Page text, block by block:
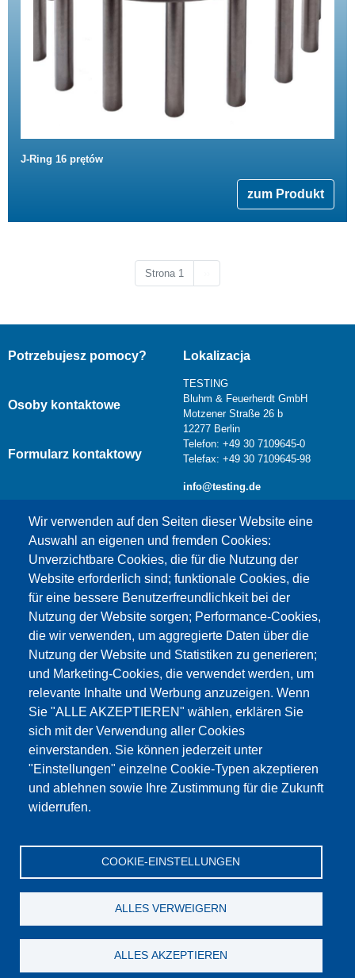
J-Ring 16 prętów
zum Produkt
Strona 1
Wir verwenden auf den Seiten dieser Website eine
Auswahl an eigenen und fremden Cookies:
Unverzichtbare Cookies, die für die Nutzung der
Website erforderlich sind; funktionale Cookies, die
für eine bessere Benutzerfreundlichkeit bei der
Nutzung der Website sorgen; Performance-Cookies,
die wir verwenden, um aggregierte Daten über die
Nutzung der Website und Statistiken zu generieren;
und Marketing-Cookies, die verwendet werden, um
relevante Inhalte und Werbung anzuzeigen. Wenn
Sie "ALLE AKZEPTIEREN" wählen, erklären Sie
sich mit der Verwendung aller Cookies
einverstanden. Sie können jederzeit unter
"Einstellungen" einzelne Cookie-Typen akzeptieren
und ablehnen sowie Ihre Zustimmung für die Zukunft
widerrufen.
COOKIE-EINSTELLUNGEN
ALLES VERWEIGERN
ALLES AKZEPTIEREN
Potrzebujesz pomocy?
Osoby kontaktowe
Formularz kontaktowy
Lokalizacja
TESTING
Bluhm & Feuerherdt GmbH
Motzener Straße 26 b
12277 Berlin
Telefon: +49 30 7109645-0
Telefax: +49 30 7109645-98
info@testing.de
Dieser Inhalt ist blockiert, da die Google Maps
Cookies nicht akzeptiert wurden.
NUR DIE GOOGLE MAPS COOKIES
AKZEPTIEREN.
Alle Cookies akzeptieren
© Testing Bluhm & Feuerherdt GmbH 08.08.2026
YouTube-Twitter-LinkedIn